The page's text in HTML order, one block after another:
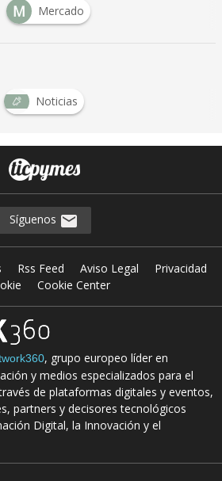
M Mercado
Noticias
Síguenos
Rss Feed Aviso Legal
Privacidad
Cookie Center
, grupo europeo líder en
y medios especializados para el
de plataformas digitales y eventos,
partners y decisores tecnológicos
Digital, la Innovación y el